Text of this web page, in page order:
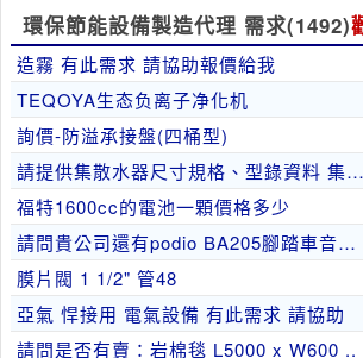
環保節能設備製造代理 需求(1492)
造霧 有此需求 請協助報價給我
TEQOYA生态负离子净化机
詢價-防溢承接盤(四桶型)
請提供集散水器尺寸規格、型錄資料 集散水器
福特1600cc的電池一顆價格多少
請問貴公司還有podio BA205腳踏車音棒嗎..
膜片閥 1 1/2" 管48
亞氣 悍接用 電氣設備 有此需求 請協助
請問是否有賣：岩棉毯 L5000 x W600 ..